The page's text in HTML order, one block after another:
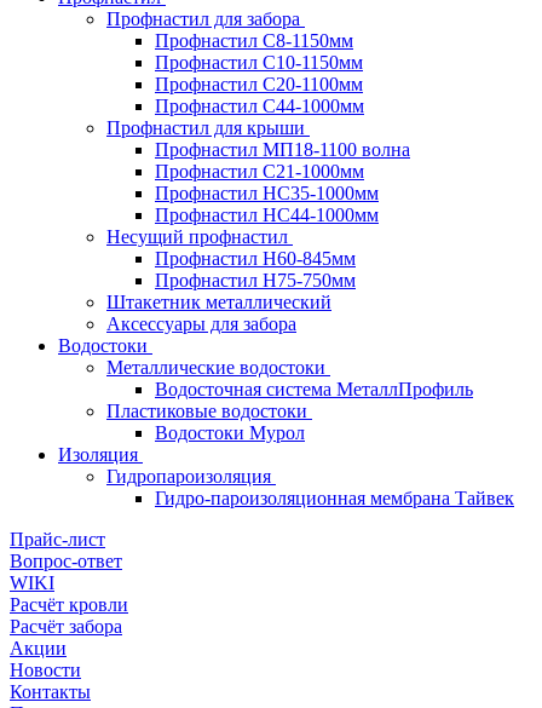
Профнастил для забора
Профнастил С8-1150мм
Профнастил С10-1150мм
Профнастил С20-1100мм
Профнастил С44-1000мм
Профнастил для крыши
Профнастил МП18-1100 волна
Профнастил С21-1000мм
Профнастил HC35-1000мм
Профнастил НС44-1000мм
Несущий профнастил
Профнастил Н60-845мм
Профнастил H75-750мм
Штакетник металлический
Аксессуары для забора
Водостоки
Металлические водостоки
Водосточная система МеталлПрофиль
Пластиковые водостоки
Водостоки Мурол
Изоляция
Гидропароизоляция
Гидро-пароизоляционная мембрана Тайвек
Прайс-лист
Вопрос-ответ
WIKI
Расчёт кровли
Расчёт забора
Акции
Новости
Контакты